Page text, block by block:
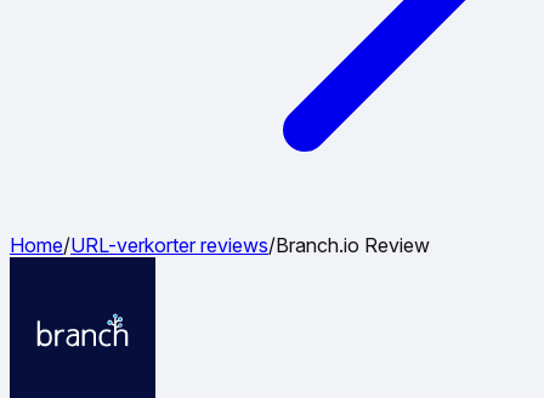
Home/URL-verkorter reviews/Branch.io Review